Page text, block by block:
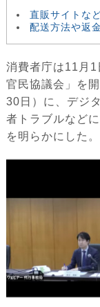
直販サイトな
配送方法や返
消費者庁は11月1
官民協議会」を
30日）に、デジ
者トラブルなど
を明らかにした。